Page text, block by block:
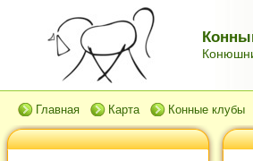
Главная Карта Конные клубы